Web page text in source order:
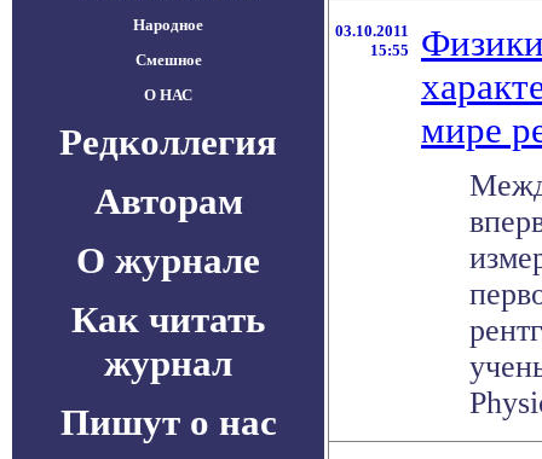
Народное
Смешное
О НАС
Редколлегия
Авторам
О журнале
Как читать
журнал
Пишут о нас
03.10.2011
15:55
мире